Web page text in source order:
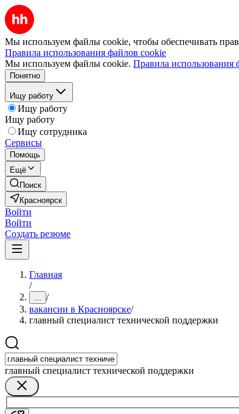
Мы используем файлы cookie, чтобы обеспечивать
Правила использования файлов cookie
Мы используем файлы cookie. Правила использования
Понятно
Ищу работу
Ищу работу
Ищу работу
Ищу сотрудника
Сервисы
Помощь
Ещё
Поиск
Красноярск
Войти
Войти
Создать резюме
Главная
/
... /
вакансии в Красноярске/
главный специалист технической поддержки
главный специалист технической поддержки